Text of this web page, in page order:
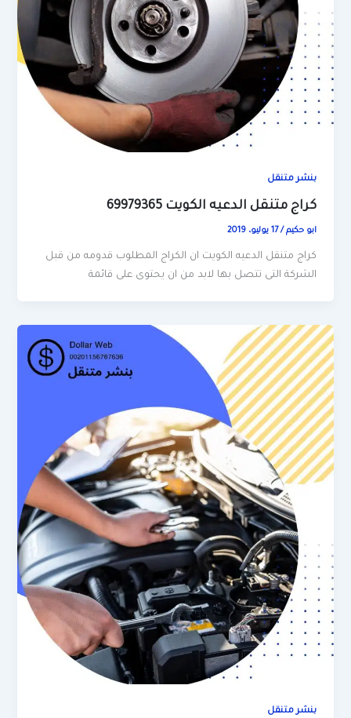
بنشر متنقل
كراج متنقل الدعيه الكويت 69979365
ابو حكيم/17 يوليو، 2019
كراج متنقل الدعيه الكويت ان الكراج المطلوب قدومه من قبل
الشركة التى تتصل بها لابد من ان يحتوى على قائمة
بنشر متنقل